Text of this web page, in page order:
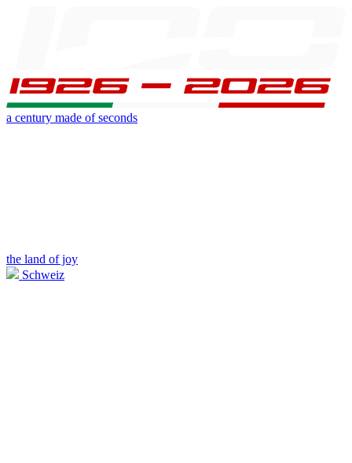
a century made of seconds
the land of joy
Schweiz